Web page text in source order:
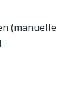
(manuelle